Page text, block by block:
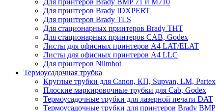
Для принтеров Brady BMP 71 и M710
Для принтеров Brady IDXPERT
Для принтеров Brady TLS
Для стационарных принтеров Brady THT
Для стационарных принтеров CAB, Godex
Листы для офисных принтеров А4 LAT/ELAT
Листы для офисных принтеров А4 LLC
Для принтеров Niimbot
Термоусадочная трубка
Круглые трубки для Canon, КП, Supvan, LM, Partex
Плоские маркировочные трубки для Cab, Godex
Термоусадочные трубки для лазерной печати DAT
Термоусадочные трубки для принтеров Brady BMP